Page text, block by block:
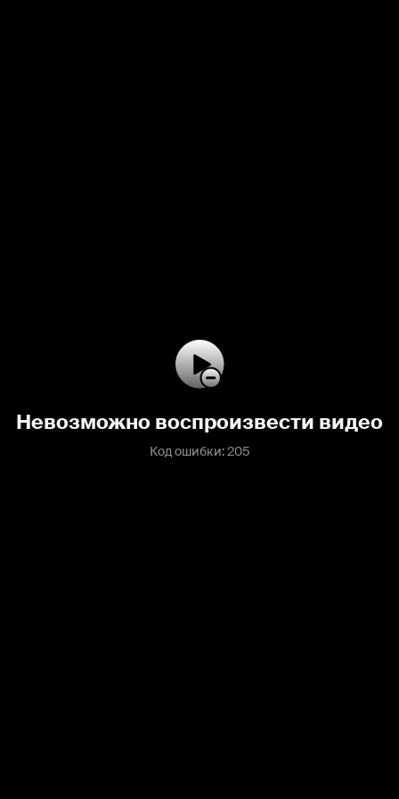
Невозможно воспроизвести видео
Код ошибки: 205